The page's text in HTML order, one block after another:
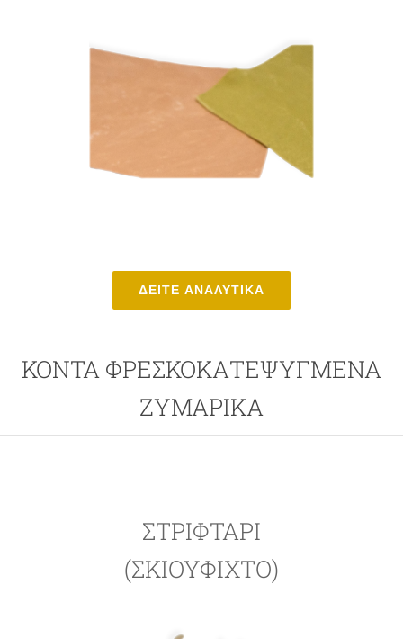
ΔΕΙΤΕ ΑΝΑΛΥΤΙΚΑ
ΚΟΝΤΑ ΦΡΕΣΚΟΚΑΤΕΨΥΓΜΕΝΑ
ΖΥΜΑΡΙΚΑ
ΣΤΡΙΦΤΆΡΙ
(ΣΚΙΟΥΦΙΧΤΌ)